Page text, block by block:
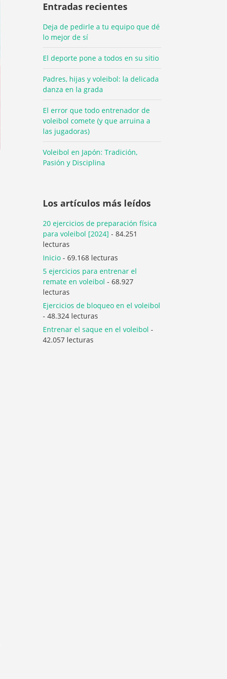
Entradas recientes
Deja de pedirle a tu equipo que dé
lo mejor de sí
El deporte pone a todos en su sitio
Padres, hijas y voleibol: la delicada
danza en la grada
El error que todo entrenador de
voleibol comete (y que arruina a
las jugadoras)
Voleibol en Japón: Tradición,
Pasión y Disciplina
Los artículos más leídos
20 ejercicios de preparación física
para voleibol [2024] - 84.251
lecturas
Inicio - 69.168 lecturas
5 ejercicios para entrenar el
remate en voleibol - 68.927
lecturas
Ejercicios de bloqueo en el voleibol
- 48.324 lecturas
Entrenar el saque en el voleibol -
42.057 lecturas